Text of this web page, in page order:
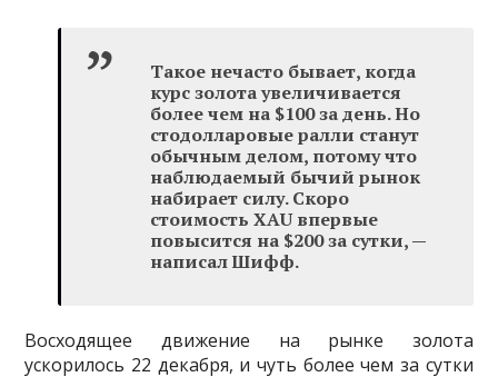
Такое нечасто бывает, когда
курс золота увеличивается
более чем на $100 за день. Но
стодолларовые ралли станут
обычным делом, потому что
наблюдаемый бычий рынок
набирает силу. Скоро
стоимость XAU впервые
повысится на $200 за сутки, —
написал Шифф.
Восходящее движение на рынке золота
ускорилось 22 декабря, и чуть более чем за сутки